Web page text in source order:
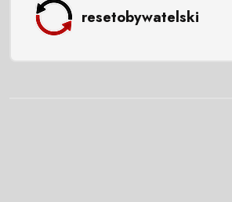
resetobywatelski